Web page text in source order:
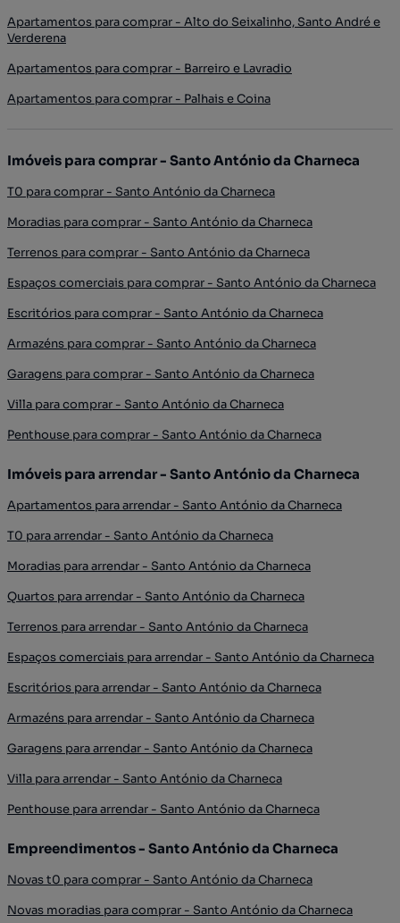
Apartamentos para comprar - Alto do Seixalinho, Santo André e
Verderena
Apartamentos para comprar - Barreiro e Lavradio
Apartamentos para comprar - Palhais e Coina
Imóveis para comprar - Santo António da Charneca
T0 para comprar - Santo António da Charneca
Moradias para comprar - Santo António da Charneca
Terrenos para comprar - Santo António da Charneca
Espaços comerciais para comprar - Santo António da Charneca
Escritórios para comprar - Santo António da Charneca
Armazéns para comprar - Santo António da Charneca
Garagens para comprar - Santo António da Charneca
Villa para comprar - Santo António da Charneca
Penthouse para comprar - Santo António da Charneca
Imóveis para arrendar - Santo António da Charneca
Apartamentos para arrendar - Santo António da Charneca
T0 para arrendar - Santo António da Charneca
Moradias para arrendar - Santo António da Charneca
Quartos para arrendar - Santo António da Charneca
Terrenos para arrendar - Santo António da Charneca
Espaços comerciais para arrendar - Santo António da Charneca
Escritórios para arrendar - Santo António da Charneca
Armazéns para arrendar - Santo António da Charneca
Garagens para arrendar - Santo António da Charneca
Villa para arrendar - Santo António da Charneca
Penthouse para arrendar - Santo António da Charneca
Empreendimentos - Santo António da Charneca
Novas t0 para comprar - Santo António da Charneca
Novas moradias para comprar - Santo António da Charneca